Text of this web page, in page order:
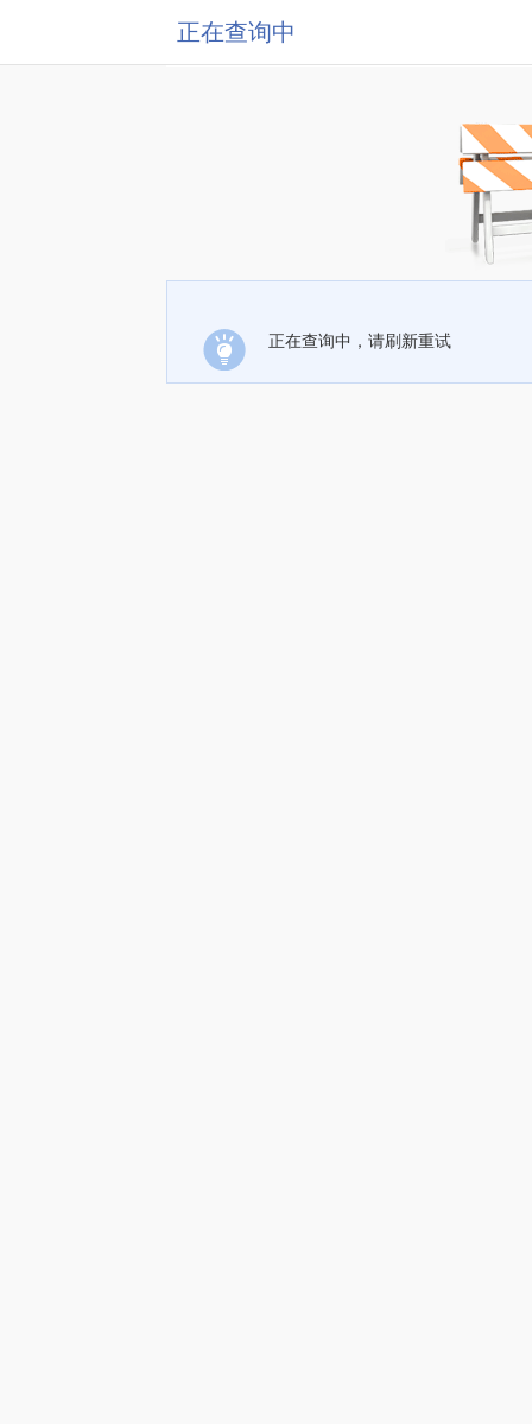
正在查询中
正在查询中，请刷新重试